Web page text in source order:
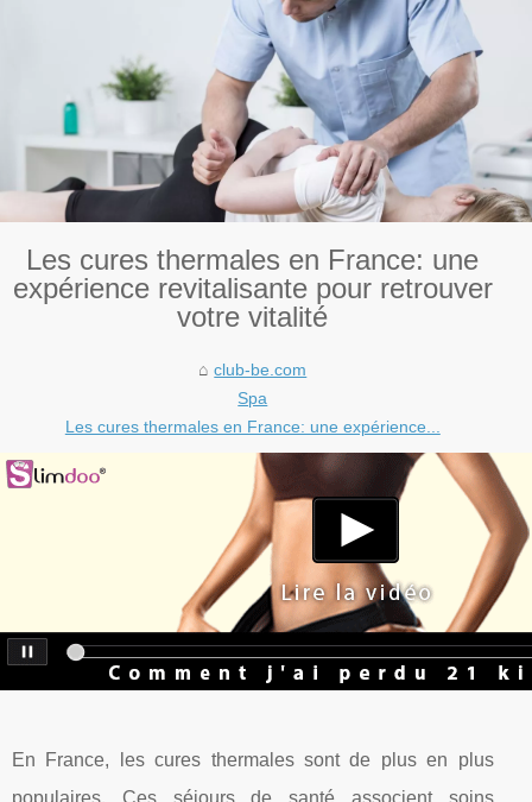
Les cures thermales en France: une
expérience revitalisante pour retrouver
votre vitalité
club-be.com
Spa
Les cures thermales en France: une expérience...
En France, les cures thermales sont de plus en plus
populaires. Ces séjours de santé associent soins